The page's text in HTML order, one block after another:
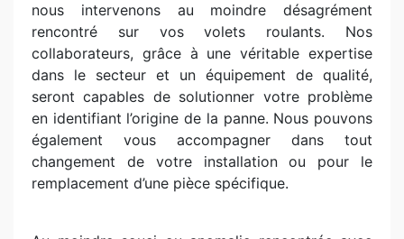
nous intervenons au moindre désagrément
rencontré sur vos volets roulants. Nos
collaborateurs, grâce à une véritable expertise
dans le secteur et un équipement de qualité,
seront capables de solutionner votre problème
en identifiant l’origine de la panne. Nous pouvons
également vous accompagner dans tout
changement de votre installation ou pour le
remplacement d’une pièce spécifique.